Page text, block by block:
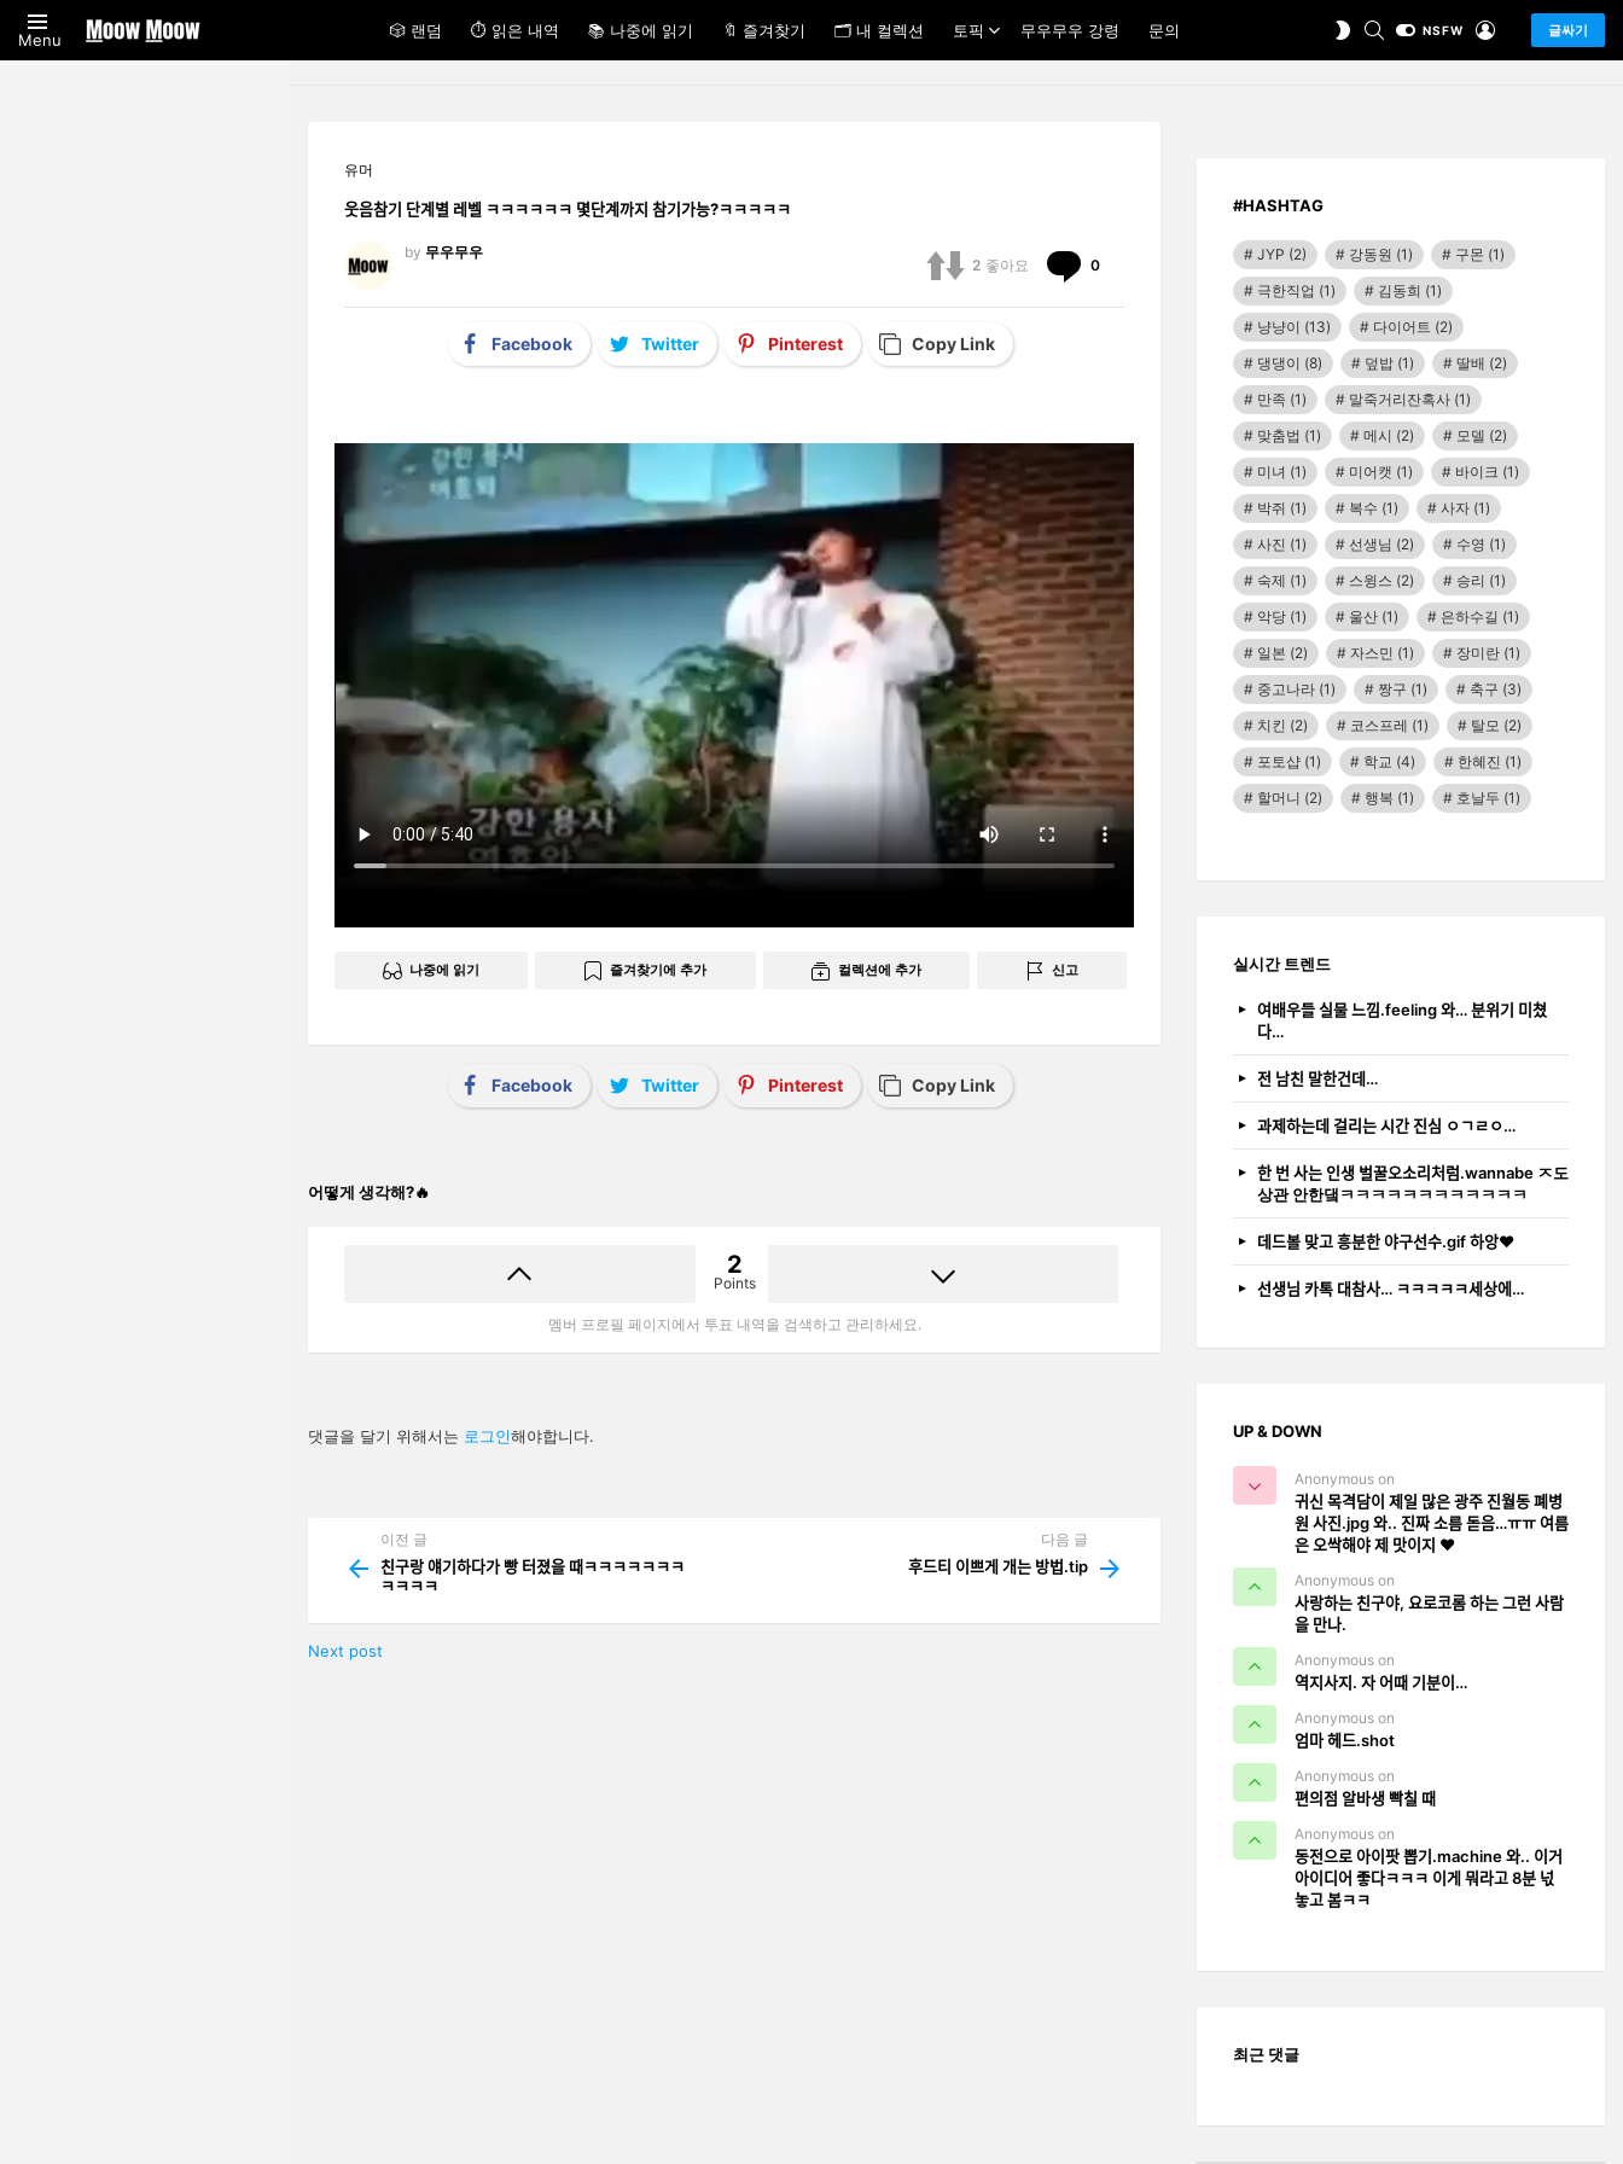
Menu 🎲 랜덤 ⏱ 읽은 내역 📚 나중에 읽기 🔖 즐겨찾기 🗂 내 컬렉션 토픽 무우무우 강령 문의
SWITCHSEARCHNSFW 글싸기
유머
웃음참기 단계별 레벨 ㅋㅋㅋㅋㅋㅋ 몇단계까지 참기가능?ㅋㅋㅋㅋㅋ
by 무우무우
2 좋아요 0
Facebook Twitter Pinterest Copy Link
나중에 읽기 즐겨찾기에 추가 컬렉션에 추가 신고
Facebook Twitter Pinterest Copy Link
어떻게 생각해?🔥
2
Points
멤버 프로필 페이지에서 투표 내역을 검색하고 관리하세요.
답
글
댓글을 달기 위해서는 로그인해야합니다.
more
이전 글
친구랑 얘기하다가 빵 터졌을 때ㅋㅋㅋㅋㅋㅋㅋ
ㅋㅋㅋㅋ
다음 글
후드티 이쁘게 개는 방법.tip
Next post
#HASHTAG
JYP (2) 강동원 (1) 구몬 (1)
극한직업 (1) 김동희 (1)
냥냥이 (13) 다이어트 (2)
댕댕이 (8) 덮밥 (1) 딸배 (2)
만족 (1) 말죽거리잔혹사 (1)
맞춤법 (1) 메시 (2) 모델 (2)
미녀 (1) 미어캣 (1) 바이크 (1)
박쥐 (1) 복수 (1) 사자 (1)
사진 (1) 선생님 (2) 수영 (1)
숙제 (1) 스윙스 (2) 승리 (1)
악당 (1) 울산 (1) 은하수길 (1)
일본 (2) 자스민 (1) 장미란 (1)
중고나라 (1) 짱구 (1) 축구 (3)
치킨 (2) 코스프레 (1) 탈모 (2)
포토샵 (1) 학교 (4) 한혜진 (1)
할머니 (2) 행복 (1) 호날두 (1)
실시간 트렌드
여배우들 실물 느낌.feeling 와… 분위기 미쳤
다…
전 남친 말한건데…
과제하는데 걸리는 시간 진심 ㅇㄱㄹㅇ…
한 번 사는 인생 벌꿀오소리처럼.wannabe ㅈ도
상관 안한댘ㅋㅋㅋㅋㅋㅋㅋㅋㅋㅋㅋㅋ
데드볼 맞고 흥분한 야구선수.gif 하앙❤️
선생님 카톡 대참사… ㅋㅋㅋㅋㅋ세상에…
UP & DOWN
Anonymous on
귀신 목격담이 제일 많은 광주 진월동 폐병
원 사진.jpg 와.. 진짜 소름 돋음…ㅠㅠ 여름
은 오싹해야 제 맛이지 ❤️
Anonymous on
사랑하는 친구야, 요로코롬 하는 그런 사람
을 만나.
Anonymous on
역지사지. 자 어때 기분이…
Anonymous on
엄마 헤드.shot
Anonymous on
편의점 알바생 빡칠 때
Anonymous on
동전으로 아이팟 뽑기.machine 와.. 이거
아이디어 좋다ㅋㅋㅋ 이게 뭐라고 8분 넋
놓고 봄ㅋㅋ
최근 댓글